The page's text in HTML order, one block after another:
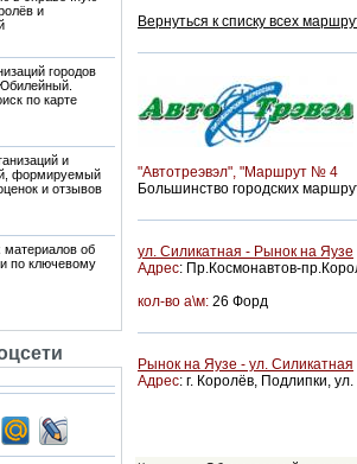
и
городов
по карте
и
формируемый
и отзывов
материалов об
по ключевому
Вернуться к списку всех
"Автотреэвэл", "Маршрут № 4
Большинство городских
ул. Силикатная - Рынок на Яузе
Адрес: Пр.Космонавтов-
кол-во а\м: 26 Форд
Рынок на Яузе - ул. Силикатная
Адрес: г. Королёв, Подлипки,